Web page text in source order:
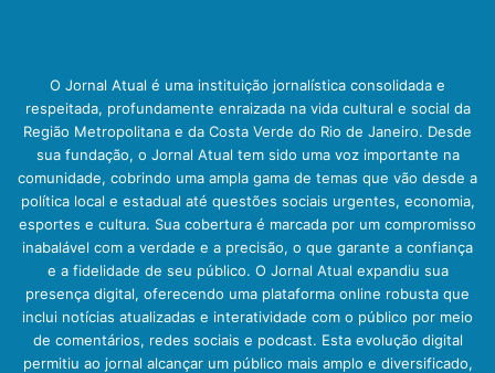
O Jornal Atual é uma instituição jornalística consolidada e
respeitada, profundamente enraizada na vida cultural e social da
Região Metropolitana e da Costa Verde do Rio de Janeiro. Desde
sua fundação, o Jornal Atual tem sido uma voz importante na
comunidade, cobrindo uma ampla gama de temas que vão desde a
política local e estadual até questões sociais urgentes, economia,
esportes e cultura. Sua cobertura é marcada por um compromisso
inabalável com a verdade e a precisão, o que garante a confiança
e a fidelidade de seu público. O Jornal Atual expandiu sua
presença digital, oferecendo uma plataforma online robusta que
inclui notícias atualizadas e interatividade com o público por meio
de comentários, redes sociais e podcast. Esta evolução digital
permitiu ao jornal alcançar um público mais amplo e diversificado,